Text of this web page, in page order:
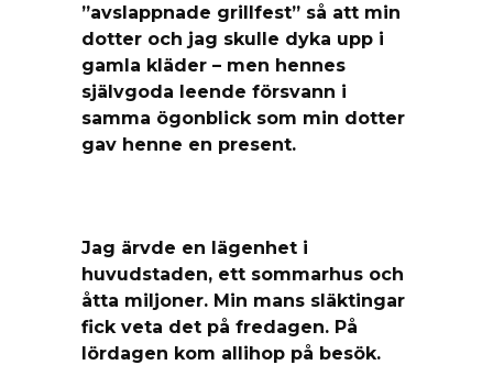
”avslappnade grillfest” så att min
dotter och jag skulle dyka upp i
gamla kläder – men hennes
självgoda leende försvann i
samma ögonblick som min dotter
gav henne en present.
Jag ärvde en lägenhet i
huvudstaden, ett sommarhus och
åtta miljoner. Min mans släktingar
fick veta det på fredagen. På
lördagen kom allihop på besök.